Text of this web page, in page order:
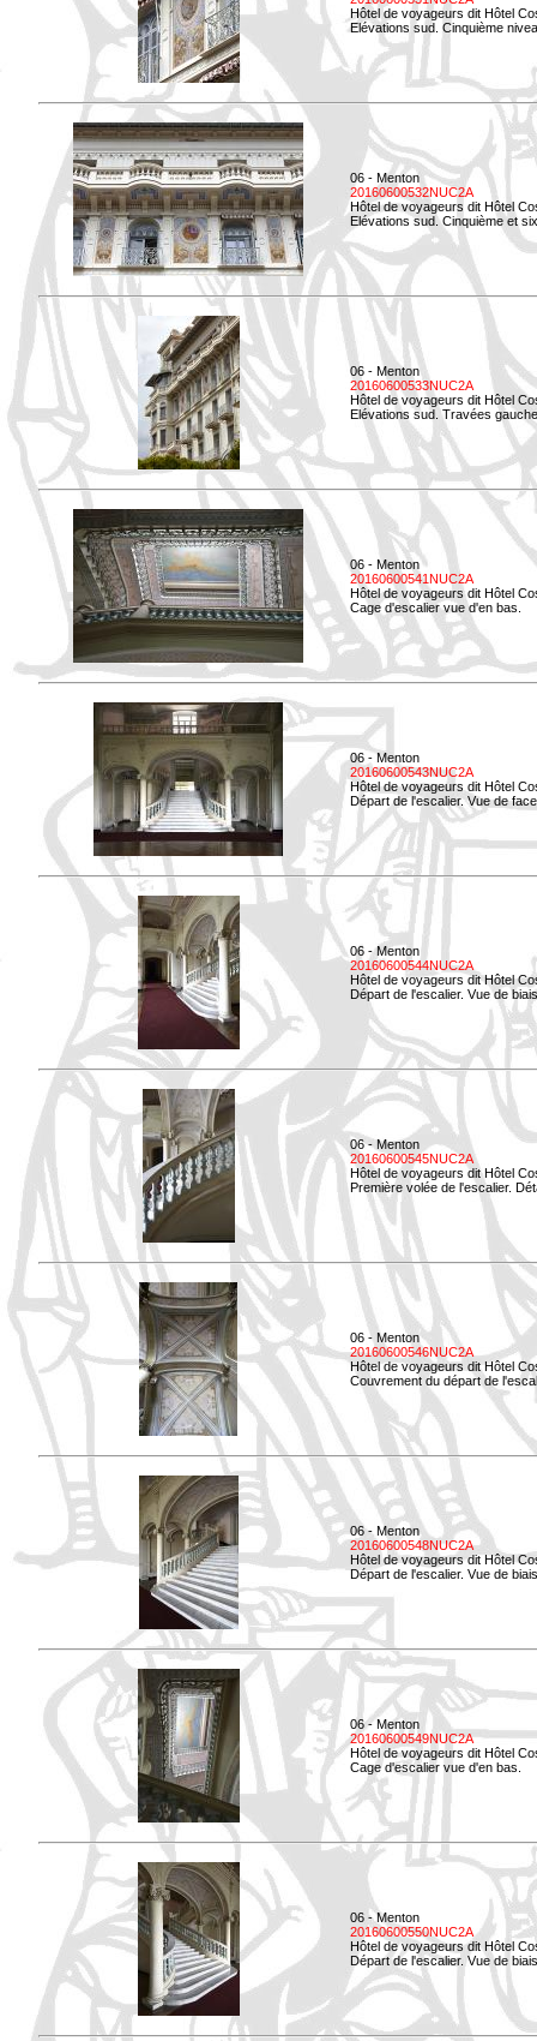
Hôtel de voyageurs dit Hôtel
Elévations sud. Cinquième
06 - Menton
20160600532NUC2A
Hôtel de voyageurs dit Hôtel
Elévations sud. Cinquième et
06 - Menton
20160600533NUC2A
Hôtel de voyageurs dit Hôtel
Elévations sud. Travées
06 - Menton
20160600541NUC2A
Hôtel de voyageurs dit Hôtel
Cage d'escalier vue d'en bas.
06 - Menton
20160600543NUC2A
Hôtel de voyageurs dit Hôtel
Départ de l'escalier. Vue de
06 - Menton
20160600544NUC2A
Hôtel de voyageurs dit Hôtel
Départ de l'escalier. Vue de
06 - Menton
20160600545NUC2A
Hôtel de voyageurs dit Hôtel
Première volée de l'escalier.
06 - Menton
20160600546NUC2A
Hôtel de voyageurs dit Hôtel
Couvrement du départ de
06 - Menton
20160600548NUC2A
Hôtel de voyageurs dit Hôtel
Départ de l'escalier. Vue de
06 - Menton
20160600549NUC2A
Hôtel de voyageurs dit Hôtel
Cage d'escalier vue d'en bas.
06 - Menton
20160600550NUC2A
Hôtel de voyageurs dit Hôtel
Départ de l'escalier. Vue de